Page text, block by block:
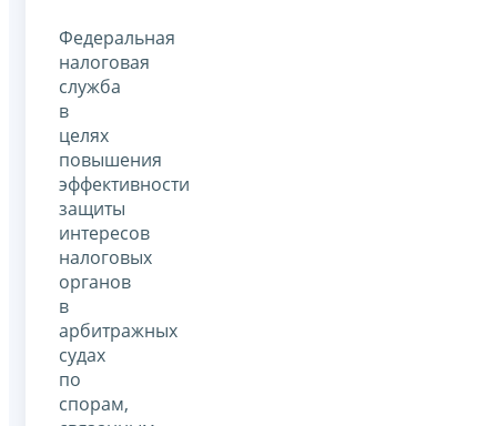
Федеральная
налоговая
служба
в
целях
повышения
эффективности
защиты
интересов
налоговых
органов
в
арбитражных
судах
по
спорам,